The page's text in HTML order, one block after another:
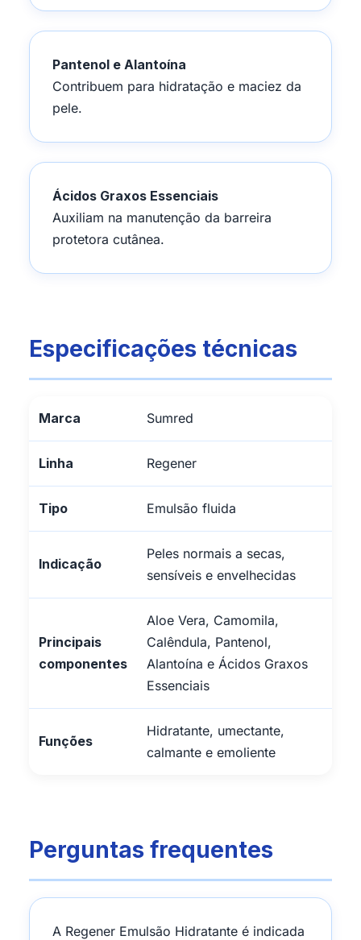
Pantenol e Alantoína
Contribuem para hidratação e maciez da
pele.
Ácidos Graxos Essenciais
Auxiliam na manutenção da barreira
protetora cutânea.
Especificações técnicas
Marca Sumred
Linha Regener
Tipo Emulsão fluida
Indicação
Peles normais a secas,
sensíveis e envelhecidas
Principais
componentes
Aloe Vera, Camomila,
Calêndula, Pantenol,
Alantoína e Ácidos Graxos
Essenciais
Funções
Hidratante, umectante,
calmante e emoliente
Perguntas frequentes
A Regener Emulsão Hidratante é indicada